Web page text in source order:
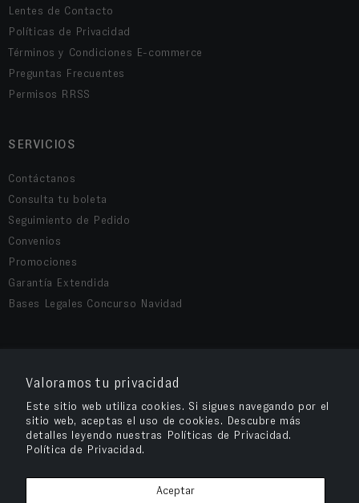
Valoramos tu privacidad
Este sitio web utiliza cookies. Si sigues navegando por el
sitio web, aceptas el uso de cookies. Descubre más
detalles leyendo nuestras Políticas de Privacidad.
Política de Privacidad.
Aceptar
Lentes de Contacto
Políticas de Privacidad
Términos y Condiciones E-commerce
Preguntas Frecuentes
Permisos RRSS
SERVICIOS
Contáctanos
Consulta tu boleta
Seguimiento de Pedido
Convenios
Promociones
Garantía Extendida
Bases Legales Concurso Navidad